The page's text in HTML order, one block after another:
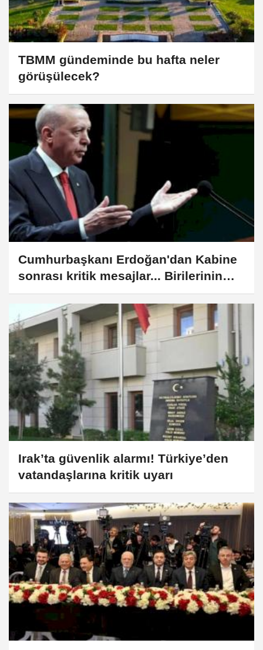
TBMM gündeminde bu hafta neler
görüşülecek?
Cumhurbaşkanı Erdoğan'dan Kabine
sonrası kritik mesajlar... Birilerinin
çekmek istediği tuzaklara
düşmüyoruz
Irak’ta güvenlik alarmı! Türkiye’den
vatandaşlarına kritik uyarı